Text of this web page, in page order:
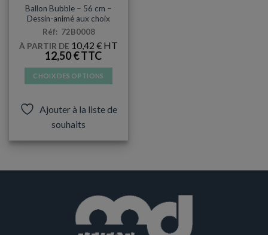
Ballon Bubble – 56 cm –
Dessin-animé aux choix
Réf: 72B0008
À PARTIR DE 10,42 €
12,50€
CHOIX DES OPTIONS
a
plusieurs
variations.
choisies
sur
Ajouter à la liste de
souhaits